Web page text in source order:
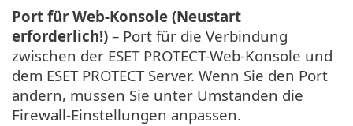
Port für Web-Konsole (Neustart
erforderlich!) – Port für die Verbindung
zwischen der ESET PROTECT-Web-Konsole und
dem ESET PROTECT Server. Wenn Sie den Port
ändern, müssen Sie unter Umständen die
Firewall-Einstellungen anpassen.